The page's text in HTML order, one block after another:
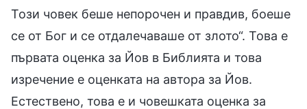
Този човек беше непорочен и правдив, боеше
се от Бог и се отдалечаваше от злото“. Това е
първата оценка за Йов в Библията и това
изречение е оценката на автора за Йов.
Естествено, това е и човешката оценка за